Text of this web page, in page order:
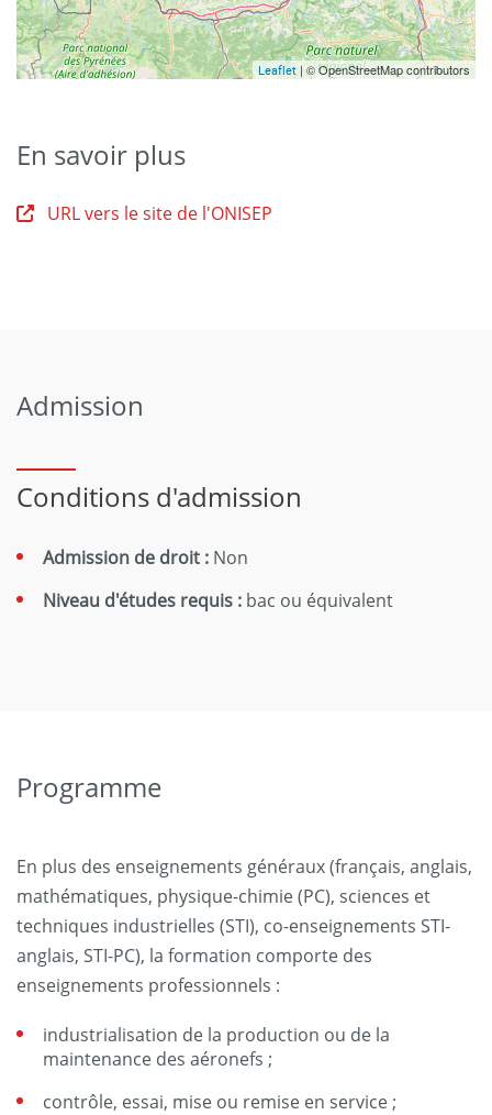
Leaflet | © OpenStreetMap contributors
En savoir plus
URL vers le site de l'ONISEP
Admission
Conditions d'admission
Admission de droit : Non
Niveau d'études requis : bac ou équivalent
Programme
En plus des enseignements généraux (français, anglais,
mathématiques, physique-chimie (PC), sciences et
techniques industrielles (STI), co-enseignements STI-
anglais, STI-PC), la formation comporte des
enseignements professionnels :
industrialisation de la production ou de la
maintenance des aéronefs ;
contrôle, essai, mise ou remise en service ;